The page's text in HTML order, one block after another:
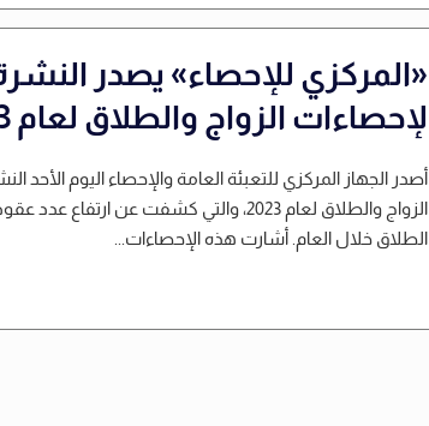
«المركزي للإحصاء» يصدر
لإحصاءات الزواج والطلاق لعام 2023
أصدر الجهاز المركزي للتعبئة العامة والإحصاء اليوم الأحد
الزواج والطلاق لعام 2023، والتي كشفت عن
الطلاق خلال العام. أشارت هذه الإحصاءات...